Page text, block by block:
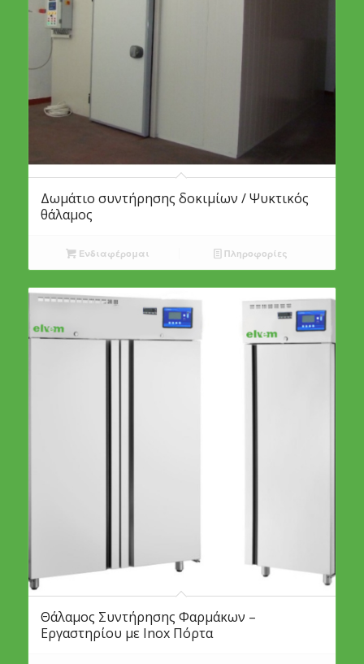
Δωμάτιο συντήρησης δοκιμίων / Ψυκτικός
θάλαμος
Ενδιαφέρομαι Πληροφορίες
Θάλαμος Συντήρησης Φαρμάκων –
Εργαστηρίου με Inox Πόρτα